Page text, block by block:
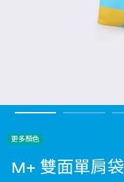
更多顏色
M+ 雙面單肩袋